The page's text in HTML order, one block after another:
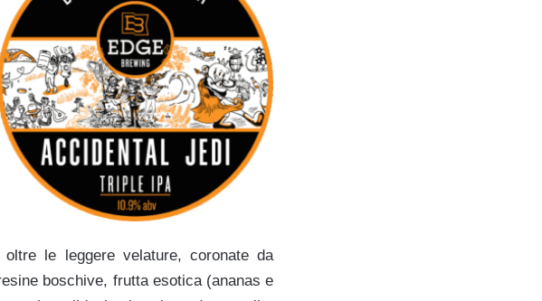
le leggere velature, coronate da
boschive, frutta esotica (ananas e